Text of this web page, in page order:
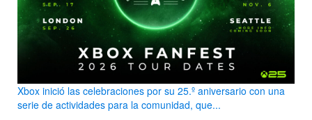
Xbox inició las celebraciones por su 25.º aniversario con una
serie de actividades para la comunidad, que...